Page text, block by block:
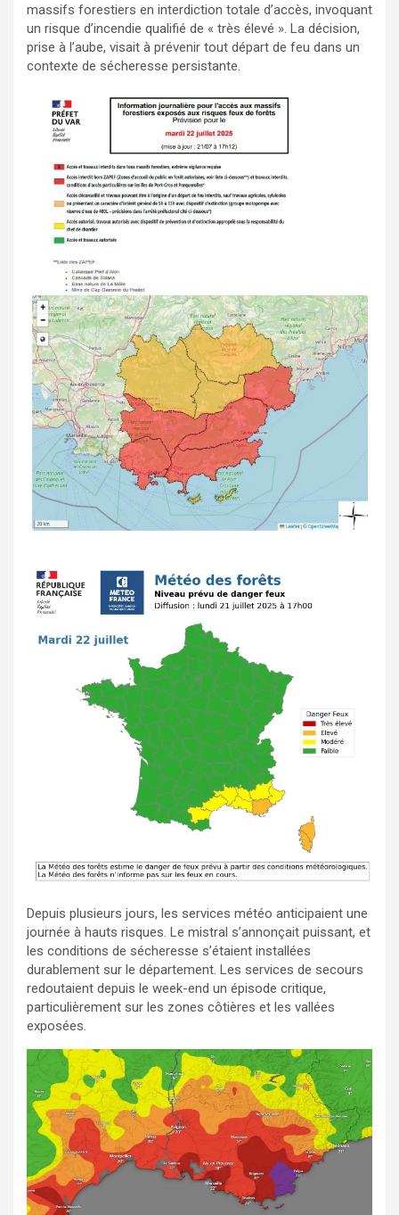
massifs forestiers en interdiction totale d’accès, invoquant
un risque d’incendie qualifié de « très élevé ». La décision,
prise à l’aube, visait à prévenir tout départ de feu dans un
contexte de sécheresse persistante.
Depuis plusieurs jours, les services météo anticipaient une
journée à hauts risques. Le mistral s’annonçait puissant, et
les conditions de sécheresse s’étaient installées
durablement sur le département. Les services de secours
redoutaient depuis le week-end un épisode critique,
particulièrement sur les zones côtières et les vallées
exposées.